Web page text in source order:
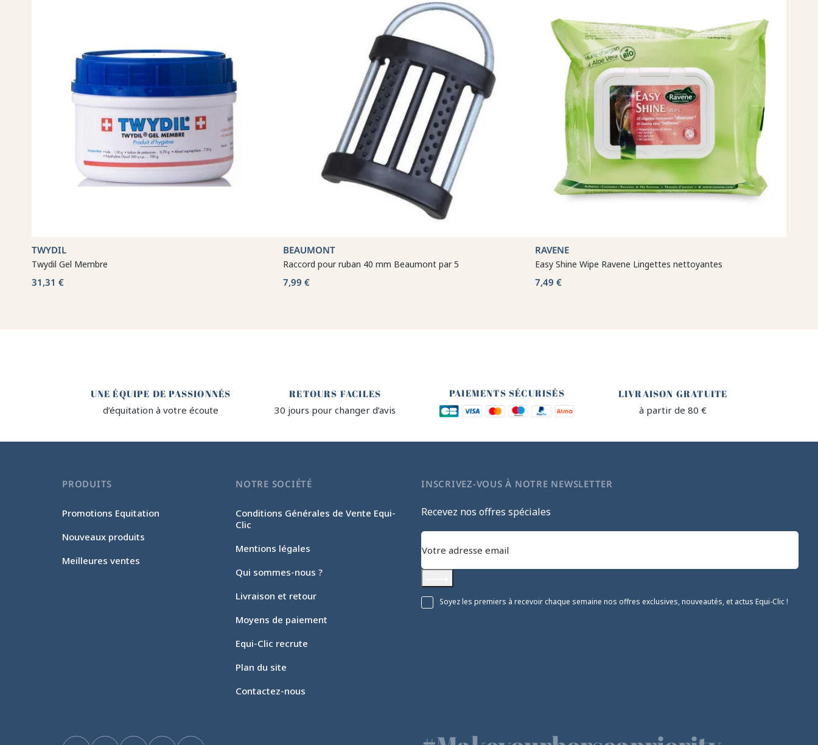
TWYDIL
Twydil Gel Membre
31,31 €
BEAUMONT
Raccord pour ruban 40 mm Beaumont par 5
7,99 €
RAVENE
Easy Shine Wipe Ravene Lingettes nettoyantes
7,49 €
UNE ÉQUIPE DE PASSIONNÉS
d’équitation à votre écoute
RETOURS FACILES
30 jours pour changer d’avis
PAIEMENTS SÉCURISÉS
LIVRAISON GRATUITE
à partir de 80 €
PRODUITS
Promotions Equitation
Nouveaux produits
Meilleures ventes
NOTRE SOCIÉTÉ
Conditions Générales de Vente Equi-
Clic
Mentions légales
Qui sommes-nous ?
Livraison et retour
Moyens de paiement
Equi-Clic recrute
Plan du site
Contactez-nous
INSCRIVEZ-VOUS À NOTRE NEWSLETTER
Recevez nos offres spéciales
Soyez les premiers à recevoir chaque semaine nos offres exclusives, nouveautés, et actus Equi-Clic !